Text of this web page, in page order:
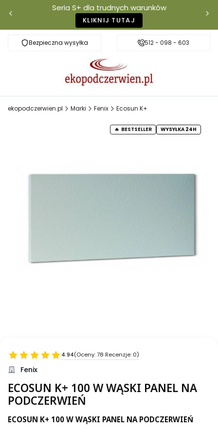
Seria S+ dla trudnych warunków
KLIKNIJ TUTAJ
Bezpieczna wysyłka Darmowa dostawa od 500 złWłaściciel
512 - 098 - 603
ekopodczerwien.pl Marki Fenix Ecosun K+
BESTSELLER WYSYŁKA 24H
4.94(Oceny: 78 Recenzje: 0)
Fenix
ECOSUN K+ 100 W WĄSKI PANEL NA
PODCZERWIEŃ
ECOSUN K+ 100 W WĄSKI PANEL NA PODCZERWIEŃ